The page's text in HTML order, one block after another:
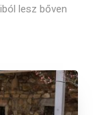
lesz bőven